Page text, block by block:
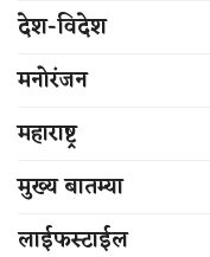
देश-विदेश
मनोरंजन
महाराष्ट्र
मुख्य बातम्या
लाईफस्टाईल